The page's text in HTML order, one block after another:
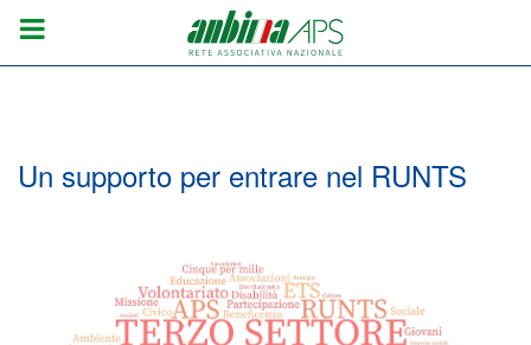
Un supporto per entrare nel RUNTS